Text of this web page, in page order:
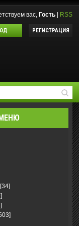
вас, Гость RSS
РЕГИСТРАЦИЯ
[34]